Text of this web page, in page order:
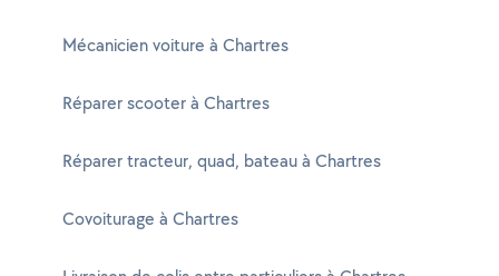
Mécanicien voiture à Chartres
Réparer scooter à Chartres
Réparer tracteur, quad, bateau à Chartres
Covoiturage à Chartres